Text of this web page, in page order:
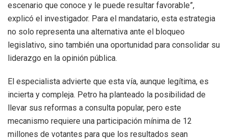
escenario que conoce y le puede resultar favorable”,
explicó el investigador. Para el mandatario, esta estrategia
no solo representa una alternativa ante el bloqueo
legislativo, sino también una oportunidad para consolidar su
liderazgo en la opinión pública.
El especialista advierte que esta vía, aunque legítima, es
incierta y compleja. Petro ha planteado la posibilidad de
llevar sus reformas a consulta popular, pero este
mecanismo requiere una participación mínima de 12
millones de votantes para que los resultados sean